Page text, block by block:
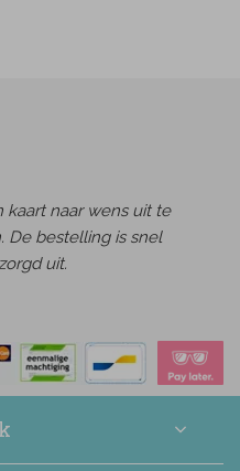
naar wens uit te
De bestelling is snel
uit.